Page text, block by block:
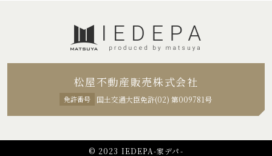
松屋不動産販売株式会社
免許番号 国土交通大臣免許(02) 第009781号
© 2023 IEDEPA-家デパ-